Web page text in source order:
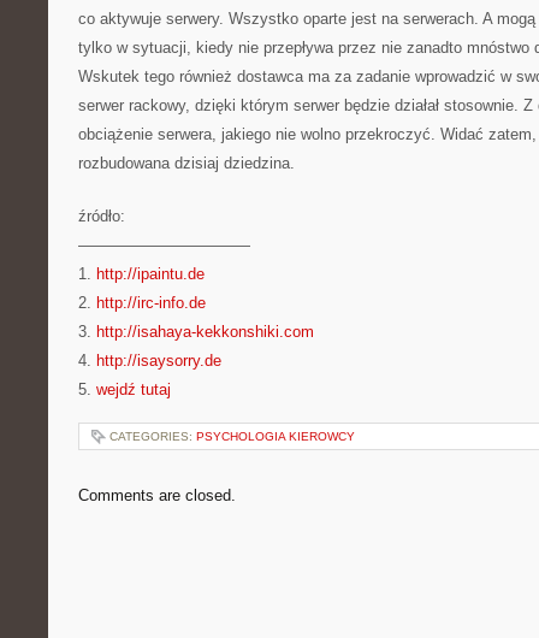
co aktywuje serwery. Wszystko oparte jest na serwerach. A
tylko w sytuacji, kiedy nie przepływa przez nie zanadto mnóstwo
Wskutek tego również dostawca ma za zadanie wprowadzić w
serwer rackowy, dzięki którym serwer będzie działał stosownie.
obciążenie serwera, jakiego nie wolno przekroczyć. Widać
rozbudowana dzisiaj dziedzina.
źródło:
———————————
1. http://ipaintu.de
2. http://irc-info.de
3. http://isahaya-kekkonshiki.com
4. http://isaysorry.de
5. wejdź tutaj
CATEGORIES: PSYCHOLOGIA KIEROWCY
Comments are closed.